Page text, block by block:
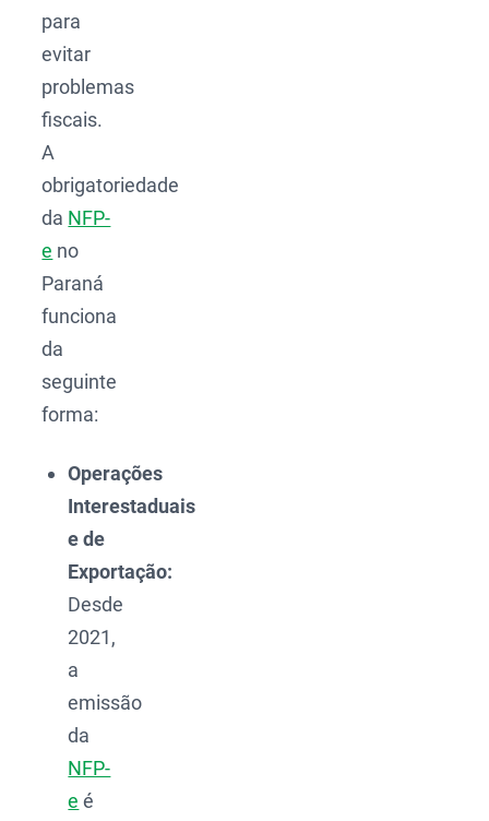
para
evitar
problemas
fiscais.
A
obrigatoriedade
da NFP-
e no
Paraná
funciona
da
seguinte
forma:
Operações
Interestaduais
e de
Exportação:
Desde
2021,
a
emissão
da
NFP-
e é